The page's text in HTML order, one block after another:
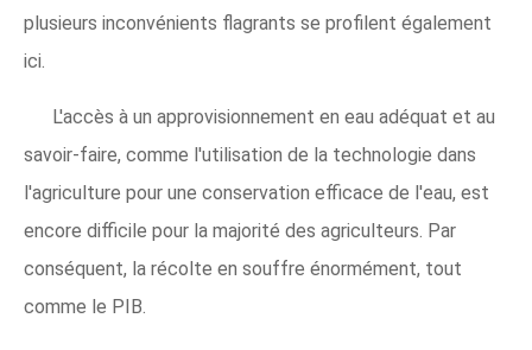
plusieurs inconvénients flagrants se profilent également
ici.
L'accès à un approvisionnement en eau adéquat et au
savoir-faire, comme l'utilisation de la technologie dans
l'agriculture pour une conservation efficace de l'eau, est
encore difficile pour la majorité des agriculteurs. Par
conséquent, la récolte en souffre énormément, tout
comme le PIB.